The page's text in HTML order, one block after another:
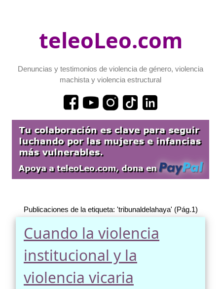
teleoLeo.com
Denuncias y testimonios de violencia de género, violencia
machista y violencia estructural
Publicaciones de la etiqueta: 'tribunaldelahaya' (Pág.1)
Cuando la violencia
institucional y la
violencia vicaria